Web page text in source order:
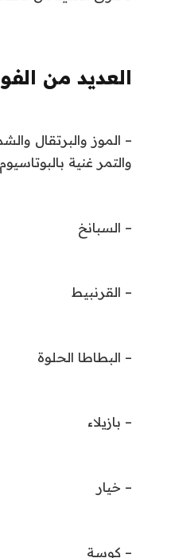
العديد من
– الموز والبرتقال
والتمر غنية
– السبانخ
– القرنبيط
– البطاطا الحلوة
– بازيلاء
– خيار
– كوسة